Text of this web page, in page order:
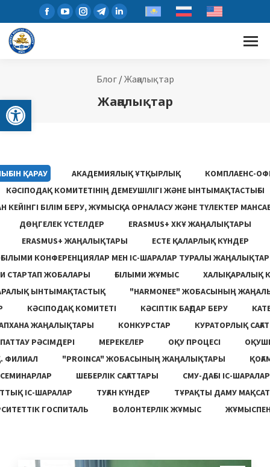
Open toolbar
Блог/Жаңалықтар
Жаңалықтар
ҚАРАУ АКАДЕМИЯЛЫҚ ҰТҚЫРЛЫҚ
КОМПЛАЕНС-
КӘСІПОДАҚ КОМИТЕТІНІҢ ДЕМЕУШІЛІГІ ЖӘНЕ ЫНТЫМАҚТАСТЫҒЫ
КЕЙІНГІ БІЛІМ БЕРУ, ЖҰМЫСҚА ОРНАЛАСУ ЖƏНЕ ТҮЛЕКТЕР
ДӨҢГЕЛЕК ҮСТЕЛДЕР
ERASMUS+ ХКҰ ЖАҢАЛЫҚТАРЫ
ERASMUS+ ЖАҢАЛЫҚТАРЫ
ЕСТЕ ҚАЛАРЛЫҚ КҮНДЕР
ҒЫЛЫМИ КОНФЕРЕНЦИЯЛАР МЕН ІС-ШАРАЛАР ТУРАЛЫ ЖАҢАЛЫҚТАР
СТАРТАП ЖОБАЛАРЫ
ҒЫЛЫМИ ЖҰМЫС
ХАЛЫҚАРАЛЫҚ
ЫНТЫМАҚТАСТЫҚ
"HARMONEE" ЖОБАСЫНЫҢ
КӘСІПОДАҚ КОМИТЕТІ КӘСІПТІК БАҒДАР БЕРУ
ЖАҢАЛЫҚТАРЫ
КОНКУРСТАР
КУРАТОРЛЫҚ
РӘСІМДЕРІ
МЕРЕКЕЛЕР ОҚУ ПРОЦЕСІ
ФИЛИАЛ
"PROINCA" ЖОБАСЫНЫҢ ЖАҢАЛЫҚТАРЫ
СЕМИНАРЛАР
ШЕБЕРЛІК САҒАТТАРЫ
СМУ-ДАҒЫ ІС-ШАРАЛАР
ІС-ШАРАЛАР
ТУҒАН КҮНДЕР
ТҰРАҚТЫ ДАМУ
ГОСПИТАЛЬ
ВОЛОНТЕРЛІК ЖҰМЫС